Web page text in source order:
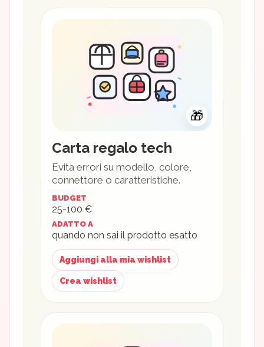
🎁
Carta regalo tech
Evita errori su modello, colore,
connettore o caratteristiche.
BUDGET
25-100 €
ADATTO A
quando non sai il prodotto esatto
Aggiungi alla mia wishlist
Crea wishlist